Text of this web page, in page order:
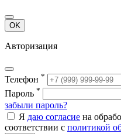
OK
Авторизация
Телефон *
Пароль *
забыли пароль?
Я даю согласие на
соответствии с политикой